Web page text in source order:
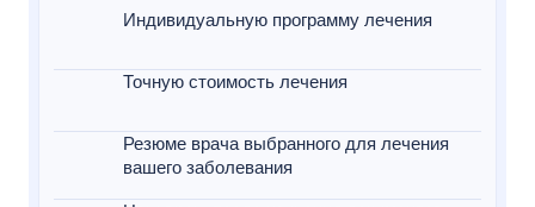
Индивидуальную программу лечения
Точную стоимость лечения
Резюме врача выбранного для лечения
вашего заболевания